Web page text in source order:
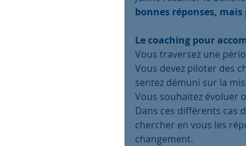
bonnes réponses,
Le coaching pour
Vous traversez une
Vous devez piloter des
sentez démuni sur la
Vous souhaitez évoluer
Dans ces différents cas
chercher en vous les
changement.